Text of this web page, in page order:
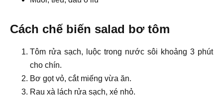
Cách chế biến salad bơ tôm
Tôm rửa sạch, luộc trong nước sôi khoảng 3 phút
cho chín.
Bơ gọt vỏ, cắt miếng vừa ăn.
Rau xà lách rửa sạch, xé nhỏ.